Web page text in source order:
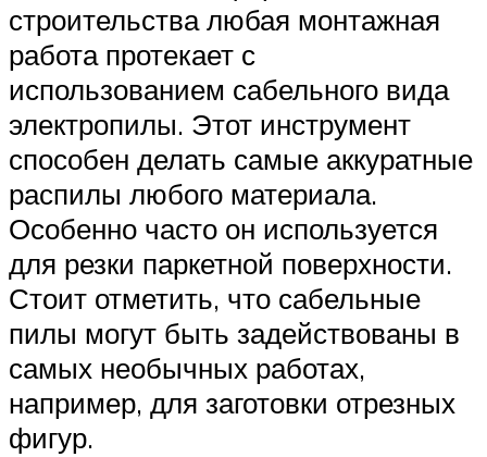
строительства любая монтажная
работа протекает с
использованием сабельного вида
электропилы. Этот инструмент
способен делать самые аккуратные
распилы любого материала.
Особенно часто он используется
для резки паркетной поверхности.
Стоит отметить, что сабельные
пилы могут быть задействованы в
самых необычных работах,
например, для заготовки отрезных
фигур.